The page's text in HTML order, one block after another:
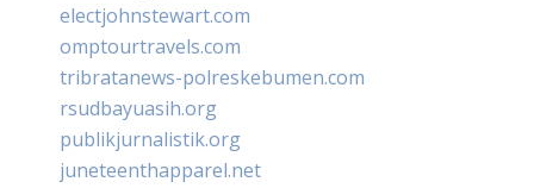
electjohnstewart.com
omptourtravels.com
tribratanews-polreskebumen.com
rsudbayuasih.org
publikjurnalistik.org
juneteenthapparel.net